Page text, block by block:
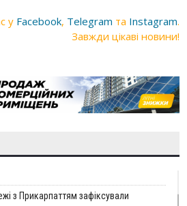
у Facebook, Telegram та Instagram.
Завжди цікаві новини!
з Прикарпаттям зафіксували